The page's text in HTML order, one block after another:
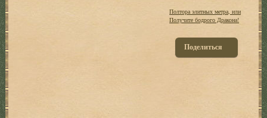
Полтора элитных метра, или
Получите бодрого Дракона!
Поделиться